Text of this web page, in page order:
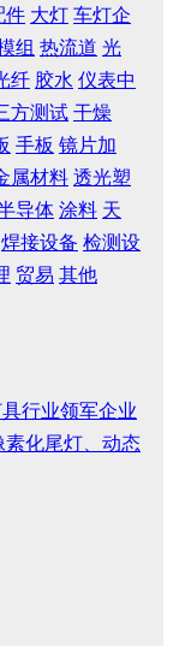
件 大灯 车灯企
组 热流道 光
纤 胶水 仪表中
方测试 干燥
手板 镜片加
属材料 透光塑
导体 涂料 天
焊接设备 检测设
贸易 其他
行业领军企业
化尾灯、动态